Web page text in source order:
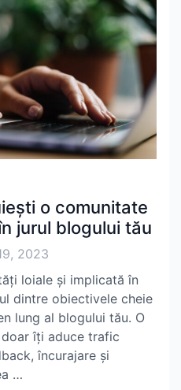
o comunitate
jurul blogului tău
2023
loiale și implicată în
dintre obiectivele cheie
lung al blogului tău. O
îți aduce trafic
încurajare și
…